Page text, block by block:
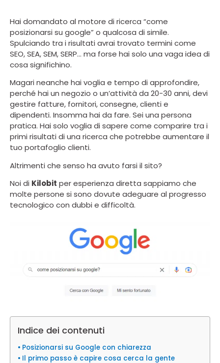
Hai domandato al motore di ricerca “come
posizionarsi su google” o qualcosa di simile.
Spulciando tra i risultati avrai trovato termini come
SEO, SEA, SEM, SERP… ma forse hai solo una vaga idea di
cosa significhino.
Magari neanche hai voglia e tempo di approfondire,
perché hai un negozio o un’attività da 20-30 anni, devi
gestire fatture, fornitori, consegne, clienti e
dipendenti. Insomma hai da fare. Sei una persona
pratica. Hai solo voglia di sapere come comparire tra i
primi risultati di una ricerca che potrebbe aumentare il
tuo portafoglio clienti.
Altrimenti che senso ha avuto farsi il sito?
Noi di Kilobit per esperienza diretta sappiamo che
molte persone si sono dovute adeguare al progresso
tecnologico con dubbi e difficoltà.
Indice dei contenuti
Posizionarsi su Google con chiarezza
Il primo passo è capire cosa cerca la gente